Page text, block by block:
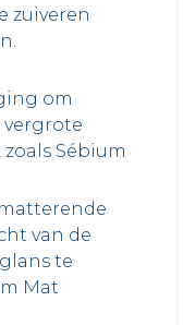
zuiveren
om
vergrote
Sébium
van de
te
Mat